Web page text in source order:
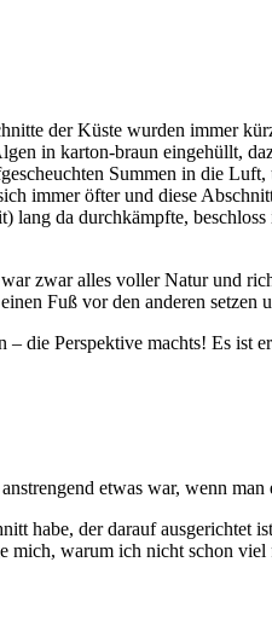
der Küste wurden immer
in karton-braun eingehüllt,
Summen in die
immer öfter und diese
lang da durchkämpfte,
zwar alles voller Natur und
einen Fuß vor den anderen
die Perspektive machts! Es ist
etwas war, wenn man
habe, der darauf ausgerichtet
mich, warum ich nicht schon